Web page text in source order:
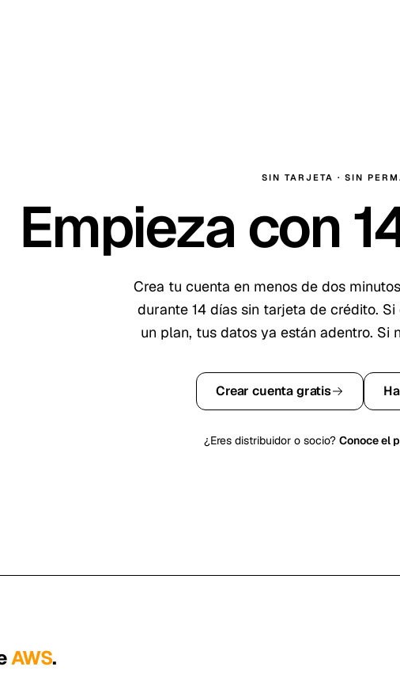
SIN TARJETA · SIN
Empieza con
Crea tu cuenta en menos de dos
durante 14 días sin tarjeta de crédito.
un plan, tus datos ya están adentro. Si
Crear cuenta gratis
¿Eres distribuidor o socio? Conoce el
AWS.